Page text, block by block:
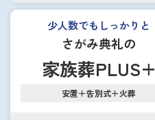
少人数でもしっかりと
さがみ典礼の
家族葬PLUS+
安置＋告別式＋火葬